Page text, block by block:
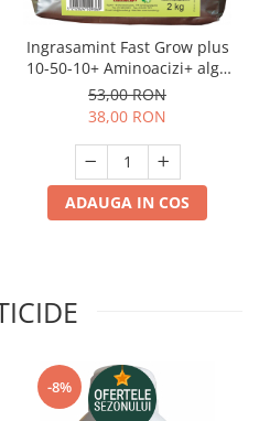
Ingrasamint Fast Grow plus
10-50-10+ Aminoacizi+ alge
marine - pungă 2 kg
53,00 RON
38,00 RON
ADAUGA IN COS
-8%